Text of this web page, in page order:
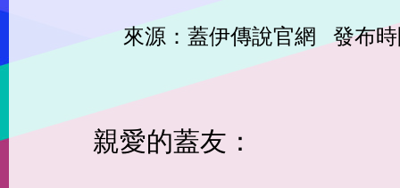
來源：蓋伊傳說官網 發布
親愛的蓋友：